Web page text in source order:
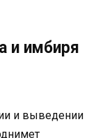
и имбиря
и выведении